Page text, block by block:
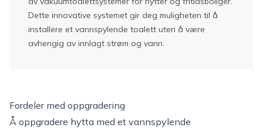
Dette innovative systemet gir deg muligheten til å
installere et vannspylende toalett uten å være
avhengig av innlagt strøm og vann.
Fordeler med oppgradering
Å oppgradere hytta med et vannspylende